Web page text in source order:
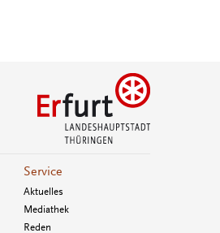
Service
Aktuelles
Mediathek
Reden